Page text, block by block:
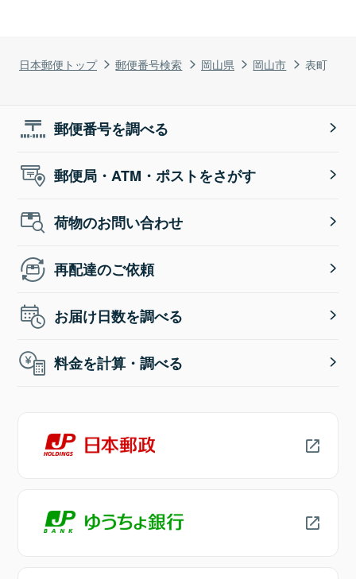
日本郵便トップ 郵便番号検索 岡山県 岡山市 表町
郵便番号を調べる
郵便局・ATM・ポストをさがす
荷物のお問い合わせ
再配達のご依頼
お届け日数を調べる
料金を計算・調べる